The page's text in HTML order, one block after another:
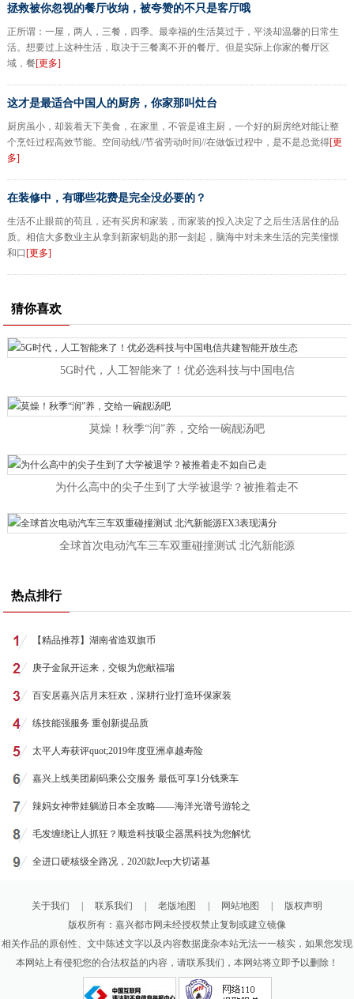
拯救被你忽视的餐厅收纳，被夸赞的不只是客厅哦
正所谓：一屋，两人，三餐，四季。最幸福的生活莫过于，平淡却温馨的日常生
活。想要过上这种生活，取决于三餐离不开的餐厅。但是实际上你家的餐厅区
域，餐[更多]
这才是最适合中国人的厨房，你家那叫灶台
厨房虽小，却装着天下美食，在家里，不管是谁主厨，一个好的厨房绝对能让整
个烹饪过程高效节能。空间动线//节省劳动时间//在做饭过程中，是不是总觉得[更
多]
在装修中，有哪些花费是完全没必要的？
生活不止眼前的苟且，还有买房和家装，而家装的投入决定了之后生活居住的品
质。相信大多数业主从拿到新家钥匙的那一刻起，脑海中对未来生活的完美憧憬
和口 [更多]
猜你喜欢
5G时代，人工智能来了！优必选科技与中国电信
莫燥！秋季“润”养，交给一碗靓汤吧
为什么高中的尖子生到了大学被退学？被推着走不
全球首次电动汽车三车双重碰撞测试 北汽新能源
热点排行
【精品推荐】湖南省造双旗币
庚子金鼠开运来，交银为您献福瑞
百安居嘉兴店月末狂欢，深耕行业打造环保家装
练技能强服务 重创新提品质
太平人寿获评quot;2019年度亚洲卓越寿险
嘉兴上线美团刷码乘公交服务 最低可享1分钱乘车
辣妈女神带娃躺游日本全攻略——海洋光谱号游轮之
毛发缠绕让人抓狂？顺造科技吸尘器黑科技为您解忧
全进口硬核级全路况，2020款Jeep大切诺基
关于我们 联系我们 老版地图 网站地图
版权声明
版权所有：嘉兴都市网未经授权禁止复制或建立镜像
相关作品的原创性、文中陈述文字以及内容数据庞杂本站无法一一核实，如果您发现
本网站上有侵犯您的合法权益的内容，请联系我们，本网站将立即予以删除！